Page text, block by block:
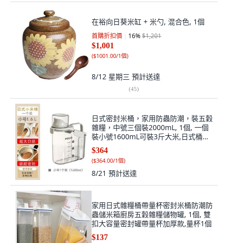
在裕向日葵米缸 + 米勺, 混合色, 1個
首購折扣價 16%$1,201
$1,001
($1001.00/1個)
8/12 星期三 預計送達
(45)
日式密封米桶，家用防蟲防潮，裝五穀
雜糧，中號三個裝2000mL, 1個, 一個
裝小號1600mL可裝3斤大米,日式桶齣
口日本尾貨處理
$364
($364.00/1個)
8/21 預計送達
家用日式雜糧桶帶量杯密封米桶防潮防
蟲儲米箱廚房五穀雜糧儲物罐, 1個, 雙
扣大容量密封罐帶量杯加厚款,量杯1個
$137